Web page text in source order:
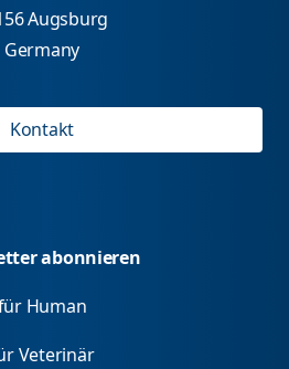
Augsburg
Germany
Kontakt
abonnieren
Human
Veterinär